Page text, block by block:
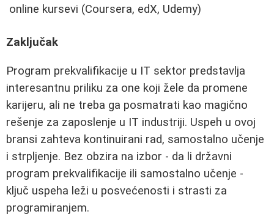
online kursevi (Coursera, edX, Udemy)
Zaključak
Program prekvalifikacije u IT sektor predstavlja
interesantnu priliku za one koji žele da promene
karijeru, ali ne treba ga posmatrati kao magično
rešenje za zaposlenje u IT industriji. Uspeh u ovoj
bransi zahteva kontinuirani rad, samostalno učenje
i strpljenje. Bez obzira na izbor - da li državni
program prekvalifikacije ili samostalno učenje -
ključ uspeha leži u posvećenosti i strasti za
programiranjem.